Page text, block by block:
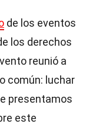
de los eventos
los derechos
reunió a
común: luchar
presentamos
este